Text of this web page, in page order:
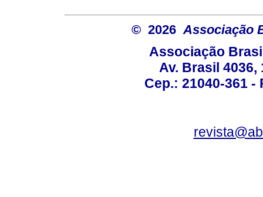
© 2026 Associação
Associação
Av. Brasil 4036,
Cep.: 21040-361